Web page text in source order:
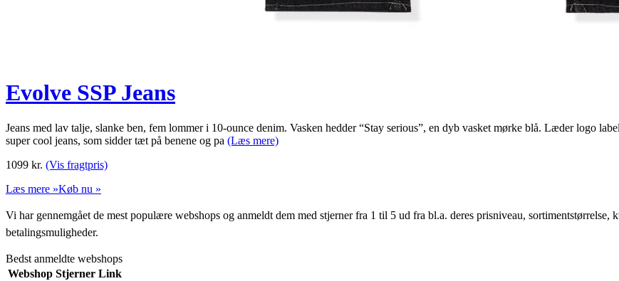
Evolve SSP Jeans
Jeans med lav talje, slanke ben, fem lommer i 10-ounce denim. Vasken hedder “Stay serious”, en dyb vasket mørke blå. Læder logo
super cool jeans, som sidder tæt på benene og pa (Læs mere)
1099 kr. (Vis fragtpris)
Læs mere »Køb nu »
Vi har gennemgået de mest populære webshops og anmeldt dem med stjerner fra 1 til 5 ud fra bl.a. deres prisniveau,
betalingsmuligheder.
Bedst anmeldte webshops
Webshop Stjerner Link